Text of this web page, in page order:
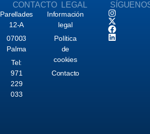
CONTACTO
Parellades
12-A
07003
Palma
Tel:
971
229
033
LEGAL
Información
legal
Política
de
cookies
Contacto